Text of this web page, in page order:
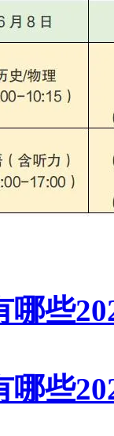
哪些
哪些